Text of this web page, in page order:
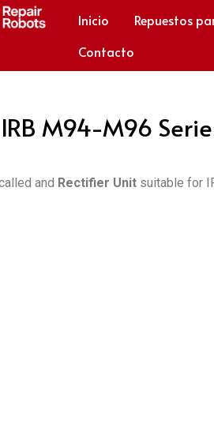
Inicio Repuestos
Contacto
M94-M96
and Rectifier Unit suitable for